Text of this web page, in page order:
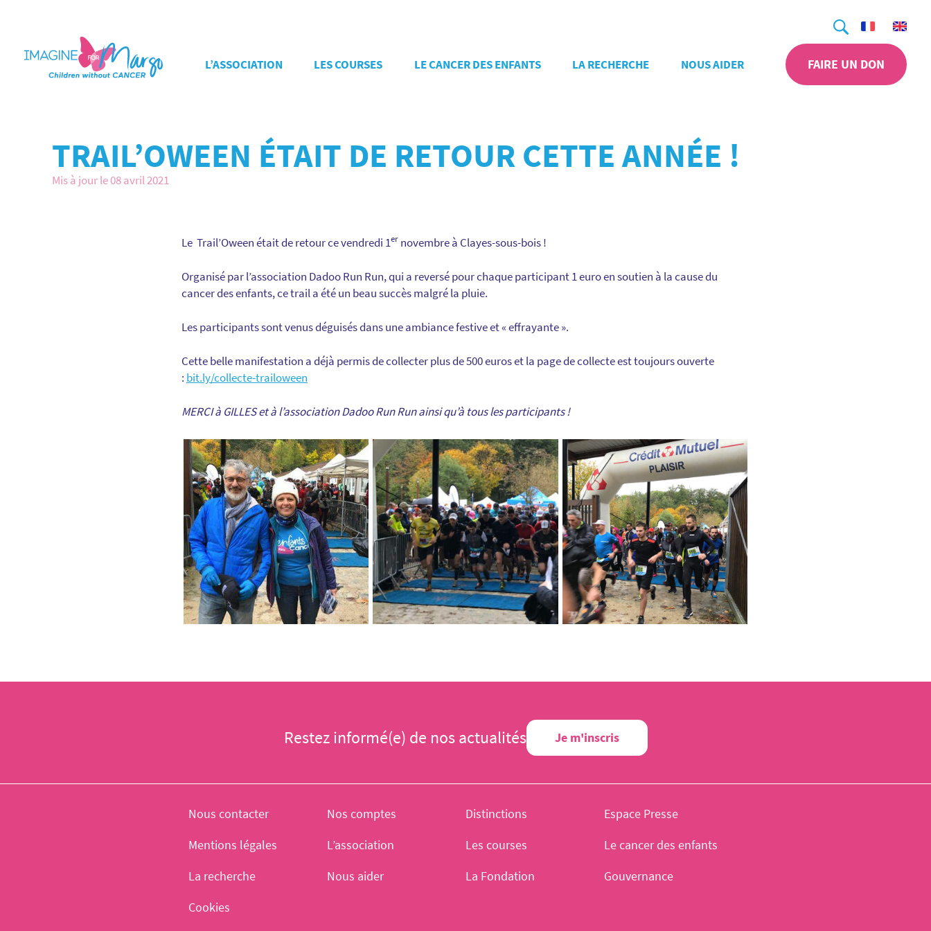
Recherche
L’ASSOCIATION LES COURSES LE CANCER DES ENFANTS LA RECHERCHE NOUS AIDER FAIRE UN DON
TRAIL’OWEEN ÉTAIT DE RETOUR CETTE ANNÉE !
Mis à jour le 08 avril 2021
Le Trail’Oween était de retour ce vendredi 1er novembre à Clayes-sous-bois !
Organisé par l’association Dadoo Run Run, qui a reversé pour chaque participant 1 euro en soutien à la cause du
cancer des enfants, ce trail a été un beau succès malgré la pluie.
Les participants sont venus déguisés dans une ambiance festive et « effrayante ».
Cette belle manifestation a déjà permis de collecter plus de 500 euros et la page de collecte est toujours ouverte
: bit.ly/collecte-trailoween
MERCI à GILLES et à l’association Dadoo Run Run ainsi qu’à tous les participants !
Restez informé(e) de nos actualités Je m'inscris
Nous contacter Nos comptes Distinctions
Espace Presse
Mentions légales
L’association Les courses
Le cancer des enfants
La recherche
Nous aider La Fondation
Gouvernance
Cookies